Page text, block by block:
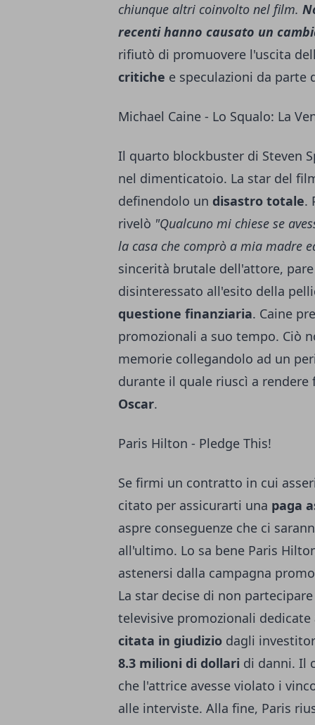
chiunque altri coinvolto nel film.
recenti hanno causato un
rifiutò di promuovere l'uscita
critiche e speculazioni da parte
Michael Caine - Lo Squalo: La
Il quarto blockbuster di Steven
nel dimenticatoio. La star del
definendolo un disastro totale.
rivelò "Qualcuno mi chiese se
la casa che comprò a mia madre
sincerità brutale dell'attore,
disinteressato all'esito della
questione finanziaria. Caine
promozionali a suo tempo. Ciò
memorie collegandolo ad un
durante il quale riuscì a rendere
Oscar.
Paris Hilton - Pledge This!
Se firmi un contratto in cui
citato per assicurarti una paga
aspre conseguenze che ci
all'ultimo. Lo sa bene Paris
astenersi dalla campagna
La star decise di non
televisive promozionali
citata in giudizio dagli
8.3 milioni di dollari di danni. Il
che l'attrice avesse violato i
alle interviste. Alla fine, Paris